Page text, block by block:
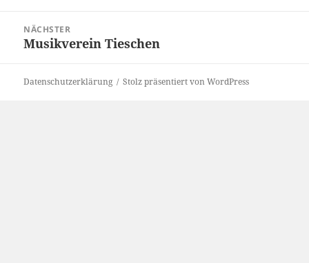
NÄCHSTER
Nächster
Musikverein Tieschen
Datenschutzerklärung Stolz präsentiert von WordPress